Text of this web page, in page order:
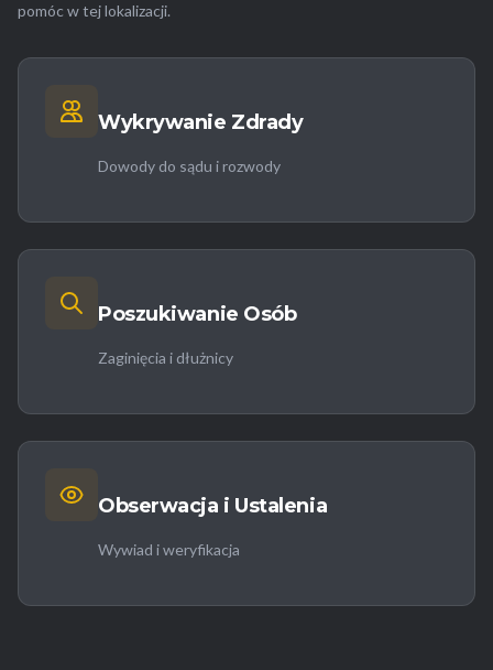
pomóc w tej lokalizacji.
Wykrywanie Zdrady
Dowody do sądu i rozwody
Poszukiwanie Osób
Zaginięcia i dłużnicy
Obserwacja i Ustalenia
Wywiad i weryfikacja